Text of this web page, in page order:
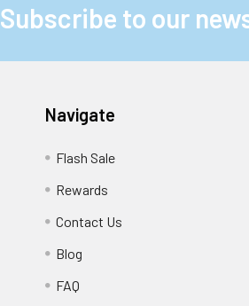
Subscribe to our
Navigate
Flash Sale
Rewards
Contact Us
Blog
FAQ